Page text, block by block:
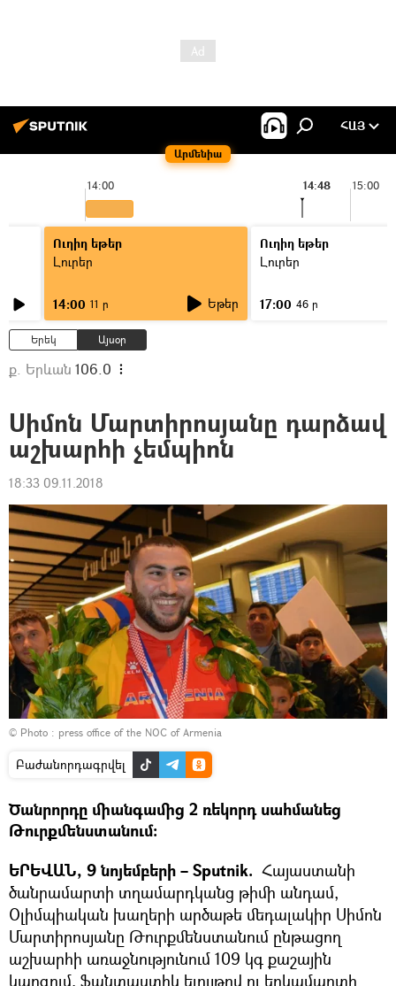
Արմենիա
ՀԱՅ
14:00 15:00
14:48
Ուղիղ եթեր
Լուրեր
14:00 11 ր Եթեր
Ուղիղ եթեր
Լուրեր
17:00 46 ր
Երեկ Այսօր
ք. Երևան 106.0
Սիմոն Մարտիրոսյանը դարձավ
աշխարհի չեմպիոն
18:33 09.11.2018
© Photo : press office of the NOC of Armenia
Բաժանորդագրվել
Ծանրորդը միանգամից 2 ռեկորդ սահմանեց
Թուրքմենստանում։
ԵՐԵՎԱՆ, 9 նոյեմբերի – Sputnik. Հայաստանի
ծանրամարտի տղամարդկանց թիմի անդամ,
Օլիմպիական խաղերի արծաթե մեդալակիր Սիմոն
Մարտիրոսյանը Թուրքմենստանում ընթացող
աշխարհի առաջնությունում 109 կգ քաշային
կարգում, ֆանտաստիկ ելույթով ու երկամարտի